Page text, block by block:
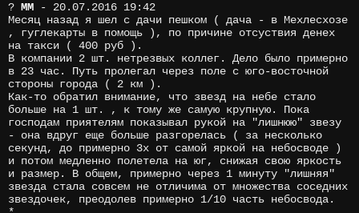
? MM - 20.07.2016 19:42
Месяц назад я шел с дачи пешком ( дача - в Мехлесхозе
, гуглекарты в помощь ), по причине отсуствия денех
на такси ( 400 руб ).
В компании 2 шт. нетрезвых коллег. Дело было примерно
в 23 час. Путь пролегал через поле с юго-восточной
стороны города ( 2 км ).
Как-то обратил внимание, что звезд на небе стало
больше на 1 шт. , к тому же самую крупную. Пока
господам приятелям показывал рукой на "лишнюю" звезу
- она вдруг еще больше разгорелась ( за несколько
секунд, до примерно 3х от самой яркой на небосводе )
и потом медленно полетела на юг, снижая свою яркость
и размер. В общем, примерно через 1 минуту "лишняя"
звезда стала совсем не отличима от множества соседних
звездочек, преодолев примерно 1/10 часть небосвода.